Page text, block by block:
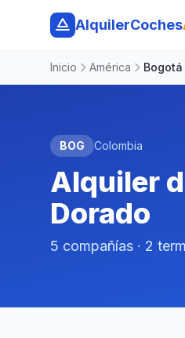
AlquilerCoches
Inicio América Bogotá
BOG Colombia
Alquiler
Dorado
5 compañías · 2